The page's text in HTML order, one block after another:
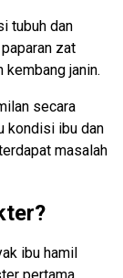
tubuh dan
zat
kembang janin.
secara
kondisi ibu dan
masalah
ibu hamil